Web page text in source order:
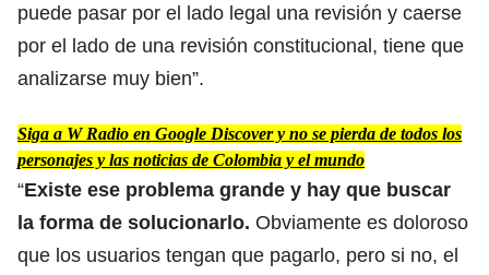
puede pasar por el lado legal una revisión y caerse
por el lado de una revisión constitucional, tiene que
analizarse muy bien”.
Siga a W Radio en Google Discover y no se pierda de todos los
personajes y las noticias de Colombia y el mundo
“Existe ese problema grande y hay que buscar
la forma de solucionarlo. Obviamente es doloroso
que los usuarios tengan que pagarlo, pero si no, el